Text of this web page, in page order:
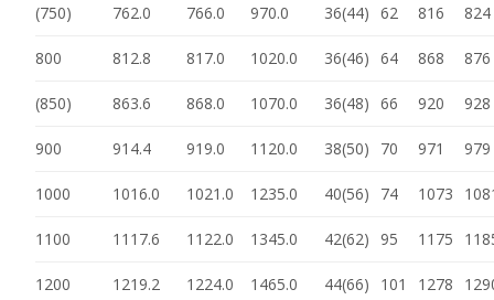
(750) 762.0 766.0 970.0 36(44) 62 816 824
800 812.8 817.0 1020.0 36(46) 64 868 876
(850) 863.6 868.0 1070.0 36(48) 66 920 928
900 914.4 919.0 1120.0 38(50) 70 971 979
1000 1016.0 1021.0 1235.0 40(56) 74 1073
1100 1117.6 1122.0 1345.0 42(62) 95 1175
1200 1219.2 1224.0 1465.0 44(66) 101 1278